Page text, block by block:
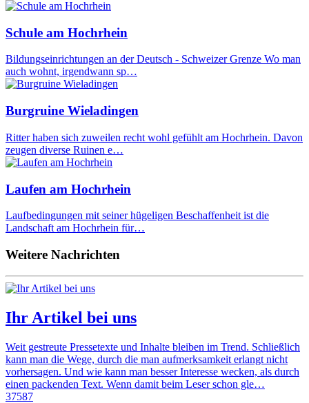
Schule am Hochrhein
Bildungseinrichtungen an der Deutsch - Schweizer Grenze Wo man
auch wohnt, irgendwann sp…
Burgruine Wieladingen
Ritter haben sich zuweilen recht wohl gefühlt am Hochrhein. Davon
zeugen diverse Ruinen e…
Laufen am Hochrhein
Laufbedingungen mit seiner hügeligen Beschaffenheit ist die
Landschaft am Hochrhein für…
Weitere Nachrichten
Ihr Artikel bei uns
Weit gestreute Pressetexte und Inhalte bleiben im Trend. Schließlich
kann man die Wege, durch die man aufmerksamkeit erlangt nicht
vorhersagen. Und wie kann man besser Interesse wecken, als durch
einen packenden Text. Wenn damit beim Leser schon gle…
37587